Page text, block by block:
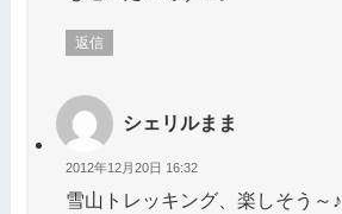
返信
シェリルまま
2012年12月20日 16:32
雪山トレッキング、楽しそう～♪